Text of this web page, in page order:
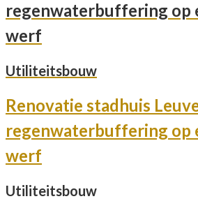
regenwaterbuffering op
werf
Utiliteitsbouw
Renovatie stadhuis
regenwaterbuffering op
werf
Utiliteitsbouw